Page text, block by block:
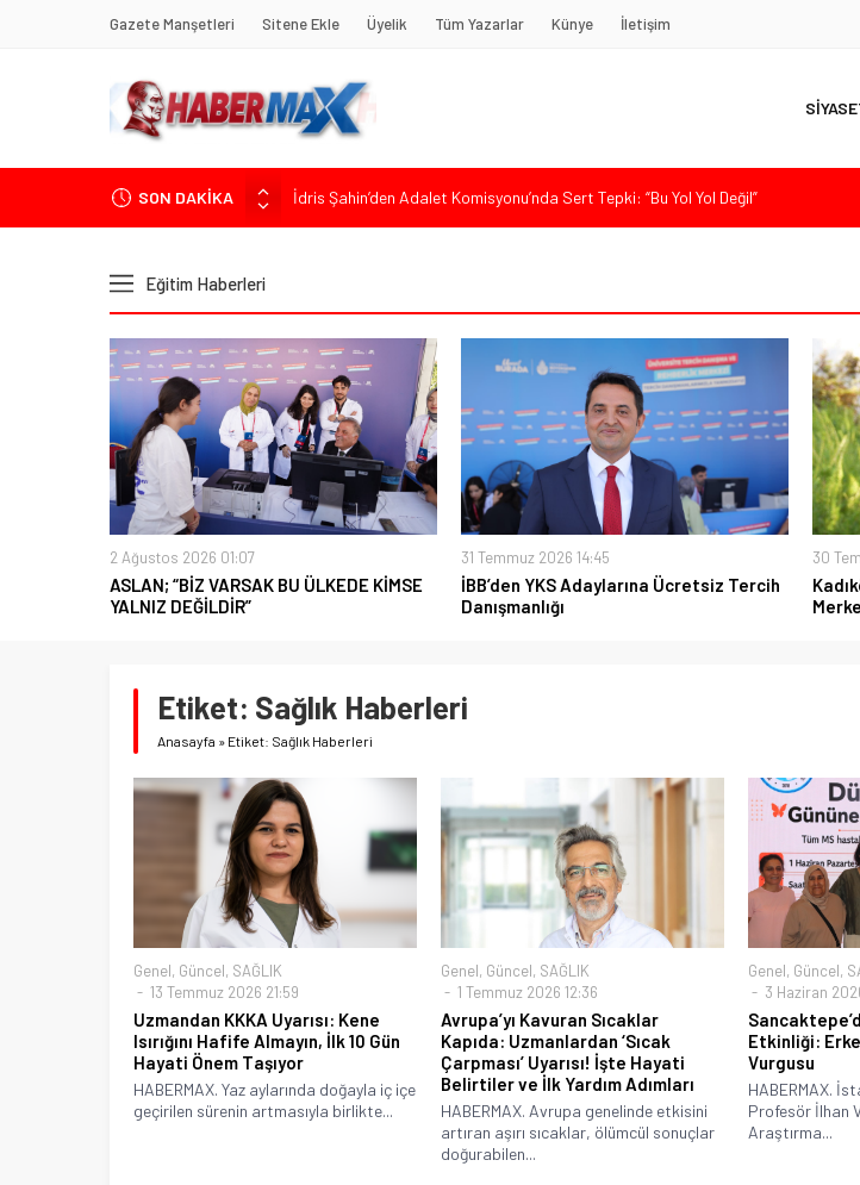
Gazete Manşetleri Sitene Ekle Üyelik Tüm Yazarlar Künye İletişim
SON DAKİKA
İdris Şahin’den Adalet Komisyonu’nda Sert Tepki: “Bu Yol Yol Değil”
Soner Çiçekli’den Çekmeköy Meclisi’nde Eleştiri: “Enerjimizi Hizmete Değil, Krizlere
Eğitim Haberleri
2 Ağustos 2026 01:07
ASLAN; “BİZ VARSAK BU ÜLKEDE KİMSE
YALNIZ DEĞİLDİR”
31 Temmuz 2026 14:45
İBB’den YKS Adaylarına Ücretsiz Tercih
Danışmanlığı
30
Etiket: Sağlık Haberleri
Anasayfa » Etiket: Sağlık Haberleri
Genel, Güncel, SAĞLIK
13 Temmuz 2026 21:59
Uzmandan KKKA Uyarısı: Kene
Isırığını Hafife Almayın, İlk 10 Gün
Hayati Önem Taşıyor
HABERMAX. Yaz aylarında doğayla iç içe
geçirilen sürenin artmasıyla birlikte...
Genel, Güncel, SAĞLIK
1 Temmuz 2026 12:36
Avrupa’yı Kavuran Sıcaklar
Kapıda: Uzmanlardan ‘Sıcak
Çarpması’ Uyarısı! İşte Hayati
Belirtiler ve İlk Yardım Adımları
HABERMAX. Avrupa genelinde etkisini
artıran aşırı sıcaklar, ölümcül sonuçlar
doğurabilen...
Genel, Güncel,
3 Haziran
Etkinliği:
Vurgusu
HABERMAX.
Profesör İlhan
Araştırma...